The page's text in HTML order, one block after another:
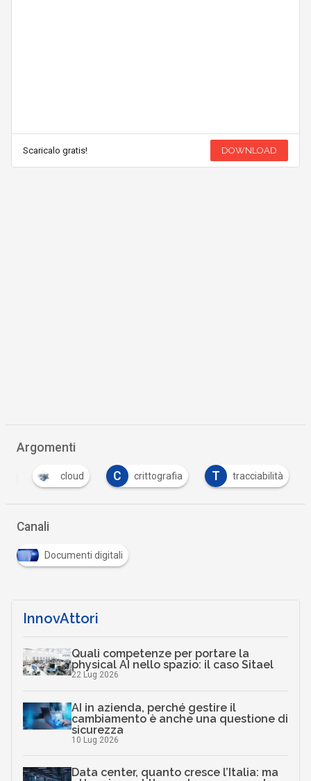
Scaricalo gratis! DOWNLOAD
Argomenti
cloud C crittografia T tracciabilità
Canali
Documenti digitali
InnovAttori
Quali competenze per portare la
physical AI nello spazio: il caso Sitael
22 Lug 2026
AI in azienda, perché gestire il
cambiamento è anche una questione di
sicurezza
10 Lug 2026
Data center, quanto cresce l’Italia: ma